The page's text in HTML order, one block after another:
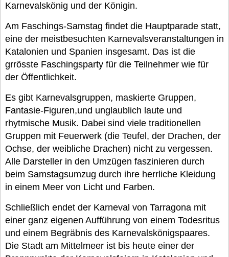
Karnevalskönig und der Königin.
Am Faschings-Samstag findet die Hauptparade statt,
eine der meistbesuchten Karnevalsveranstaltungen in
Katalonien und Spanien insgesamt. Das ist die
grrösste Faschingsparty für die Teilnehmer wie für
der Öffentlichkeit.
Es gibt Karnevalsgruppen, maskierte Gruppen,
Fantasie-Figuren,und unglaublich laute und
rhytmische Musik. Dabei sind viele traditionellen
Gruppen mit Feuerwerk (die Teufel, der Drachen, der
Ochse, der weibliche Drachen) nicht zu vergessen.
Alle Darsteller in den Umzügen faszinieren durch
beim Samstagsumzug durch ihre herrliche Kleidung
in einem Meer von Licht und Farben.
Schließlich endet der Karneval von Tarragona mit
einer ganz eigenen Aufführung von einem Todesritus
und einem Begräbnis des Karnevalskönigspaares.
Die Stadt am Mittelmeer ist bis heute einer der